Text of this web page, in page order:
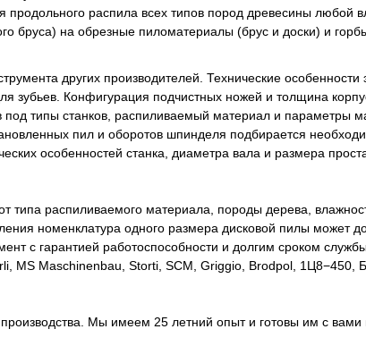
распила всех типов пород древесины любой
бруса) на обрезные пиломатериалы (брус и доски) и
других производителей. Технические
зубьев. Конфигурация подчистных ножей и толщина
типы станков, распиливаемый материал и параметры
пил и оборотов шпинделя подбирается
особенностей станка, диаметра вала и размера
типа распиливаемого материала, породы дерева,
номенклатура одного размера дисковой пилы может
с гарантией работоспособности и долгим сроком
MS Maschinenbau, Storti, SCM, Griggio, Brodpol,
Мы имеем 25 летний опыт и готовы им с вами